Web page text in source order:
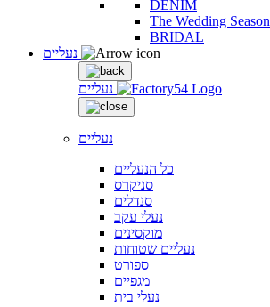
DENIM
The Wedding Season
BRIDAL
נעליים
נעליים
כל הנעליים
סניקרס
סנדלים
נעלי עקב
מוקסינים
נעליים שטוחות
ספורט
מגפיים
נעלי בית